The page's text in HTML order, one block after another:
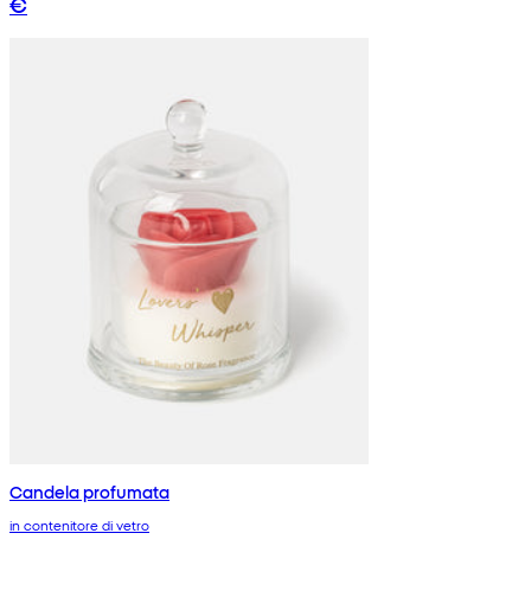
Candela profumata
in contenitore di vetro